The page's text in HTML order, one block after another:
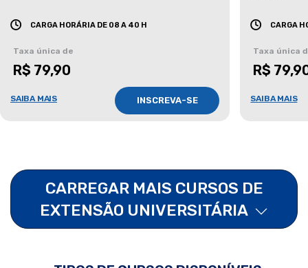
CARGA HORÁRIA DE 08 A 40 H
Taxa única de
R$ 79,90
SAIBA MAIS INSCREVA-SE
CARGA
Taxa única
R$
SAIBA MAIS
CARREGAR MAIS CURSOS DE
EXTENSÃO UNIVERSITÁRIA